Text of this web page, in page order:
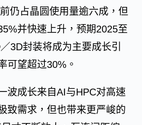
仍占晶圆使用量逾六成，但
并快速上升，预期2025至
3D封装将成为主要成长引
可望超过30%。
波成长来自AI与HPC对高速
致需求，但也带来更严峻的